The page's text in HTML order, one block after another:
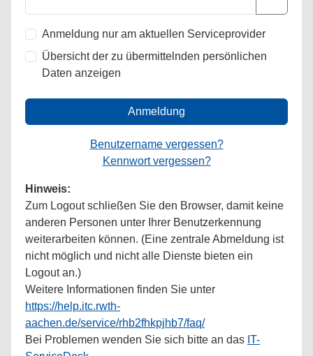
Anmeldung nur am aktuellen Serviceprovider
Übersicht der zu übermittelnden persönlichen
Daten anzeigen
Anmeldung
Benutzername vergessen?
Kennwort vergessen?
Hinweis:
Zum Logout schließen Sie den Browser, damit keine
anderen Personen unter Ihrer Benutzerkennung
weiterarbeiten können. (Eine zentrale Abmeldung ist
nicht möglich und nicht alle Dienste bieten ein
Logout an.)
Weitere Informationen finden Sie unter
https://help.itc.rwth-
aachen.de/service/rhb2fhkpjhb7/faq/
Bei Problemen wenden Sie sich bitte an das IT-